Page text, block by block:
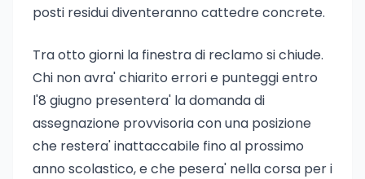
posti residui diventeranno cattedre concrete.
Tra otto giorni la finestra di reclamo si chiude.
Chi non avra' chiarito errori e punteggi entro
l'8 giugno presentera' la domanda di
assegnazione provvisoria con una posizione
che restera' inattaccabile fino al prossimo
anno scolastico, e che pesera' nella corsa per i